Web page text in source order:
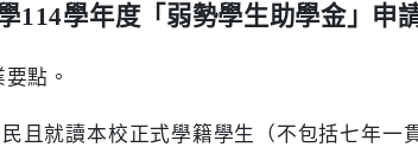
114學年度「弱勢學生助學金」申
點。
且就讀本校正式學籍學生（不包括七年一